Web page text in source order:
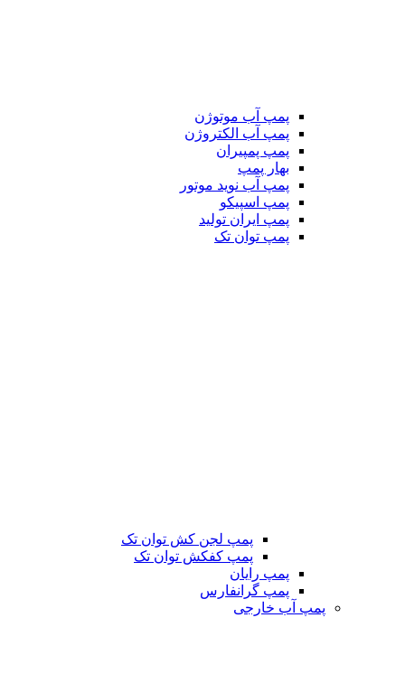
پمپ آب موتوژن
پمپ آب الکتروژن
پمپ پمپیران
بهار پمپ
پمپ آب نوید موتور
پمپ اسپیکو
پمپ ایران تولید
پمپ توان تک
پمپ لجن کش توان تک
پمپ کفکش توان تک
پمپ رایان
پمپ گرانفارس
پمپ آب خارجی